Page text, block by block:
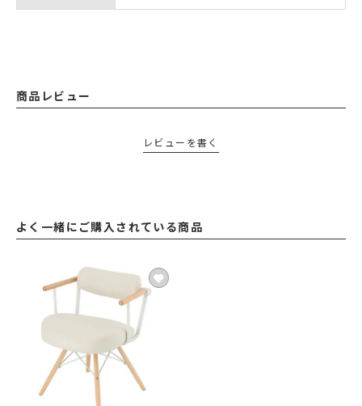
商品レビュー
レビューを書く
よく一緒にご購入されている商品